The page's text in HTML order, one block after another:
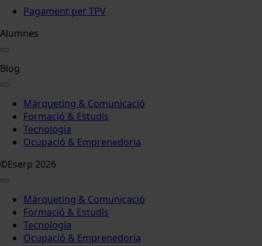
Pagament per TPV
Alumnes
Blog
Màrqueting & Comunicació
Formació & Estudis
Tecnologia
Ocupació & Emprenedoria
©Eserp 2026
Màrqueting & Comunicació
Formació & Estudis
Tecnologia
Ocupació & Emprenedoria